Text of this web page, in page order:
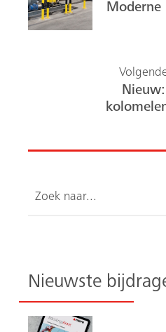
Moderne
Nieuwste